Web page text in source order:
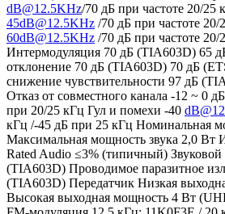
dB@12.5KHz/70 дБ при частоте 20/
45dB@12.5KHz /70 дБ при частоте
60dB@12.5KHz /70 дБ при частоте
Интермодуляция 70 дБ (TIA603D) 65
отклонение 70 дБ (TIA603D) 70 дБ
снижение чувствительности 97 дБ
Отказ от совместного канала -12 ~ 0
при 20/25 кГц Гул и помехи -40
кГц /-45 дБ при 25 кГц Номинальная
Максимальная мощность звука 2,0 Вт
Rated Audio ≤3% (типичный)
(TIA603D) Проводимое паразитное
(TIA603D) Передатчик Низкая
Высокая выходная мощность 4 Вт